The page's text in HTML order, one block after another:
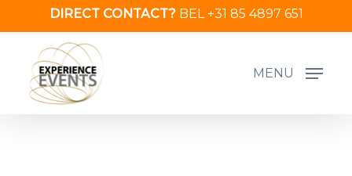
to
main
content
DIRECT CONTACT?BEL +31 85 4897 651
MENU